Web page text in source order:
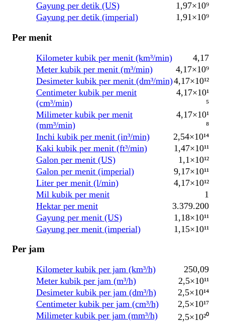
Gayung per detik (US)
1,97×10⁹
Gayung per detik (imperial)
1,91×10⁹
Per menit
Kilometer kubik per menit (km³/min)
4,17
Meter kubik per menit (m³/min)
4,17×10⁹
Desimeter kubik per menit (dm³/min)4,17×10¹²
Centimeter kubik per menit
(cm³/min)
4,17×10¹
⁵
Milimeter kubik per menit
(mm³/min)
4,17×10¹
⁸
Inchi kubik per menit (in³/min)
2,54×10¹⁴
Kaki kubik per menit (ft³/min)
1,47×10¹¹
Galon per menit (US)
1,1×10¹²
Galon per menit (imperial)
9,17×10¹¹
Liter per menit (l/min)
4,17×10¹²
Mil kubik per menit
1
Hektar per menit
3.379.200
Gayung per menit (US)
1,18×10¹¹
Gayung per menit (imperial)
1,15×10¹¹
Per jam
Kilometer kubik per jam (km³/h)
250,09
Meter kubik per jam (m³/h)
2,5×10¹¹
Desimeter kubik per jam (dm³/h)
2,5×10¹⁴
Centimeter kubik per jam (cm³/h)
2,5×10¹⁷
Milimeter kubik per jam (mm³/h)
2,5×10²⁰